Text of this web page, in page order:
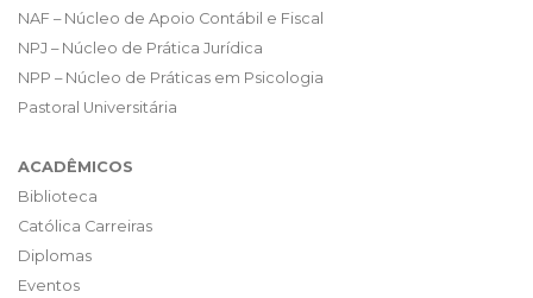
NAF – Núcleo de Apoio Contábil e Fiscal
NPJ – Núcleo de Prática Jurídica
NPP – Núcleo de Práticas em Psicologia
Pastoral Universitária
ACADÊMICOS
Biblioteca
Católica Carreiras
Diplomas
Eventos